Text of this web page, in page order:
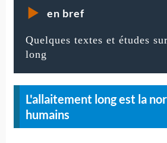
en bref
Quelques textes et études
long
L'allaitement long est la
humains